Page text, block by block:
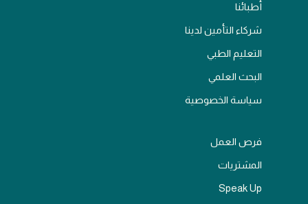
أطبائنا
شركاء التأمين لدينا
التعليم الطبي
البحث العلمي
سياسة الخصوصية
فرص العمل
المشتريات
Speak Up